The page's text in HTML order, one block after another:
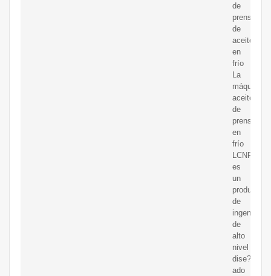
de
prensado
de
aceite
en
frío
La
máquina
aceitera
de
prensado
en
frío
LCNF4000
es
un
producto
de
ingeniería
de
alto
nivel
dise?
ado